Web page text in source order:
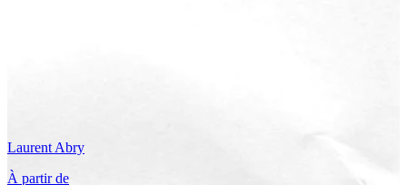
Laurent Abry
À partir de